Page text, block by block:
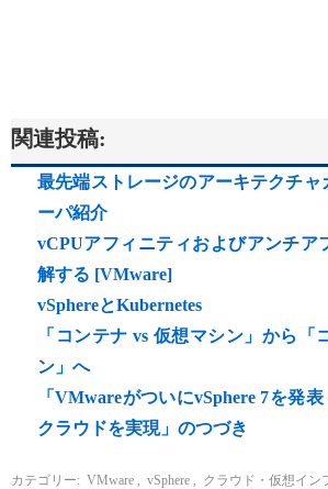
関連投稿:
最先端ストレージのアーキテクチャ
ーパ紹介
vCPUアフィニティおよびアンチア
解する [VMware]
vSphereとKubernetes
「コンテナ vs 仮想マシン」から「
ン」へ
「VMwareがついにvSphere 7を発
クラウドを実現」のつづき
カテゴリー: VMware vSphere クラウド・仮想イン